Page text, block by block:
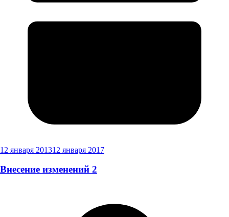
12 января 201312 января 2017
Внесение изменений 2